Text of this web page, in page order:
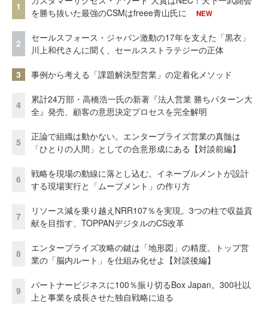
1
を勝ち抜いた最強のCSMはfreee青山氏に
NEW
2
セールスフォース・ジャパン激動の17年を支えた「黒衣」
川上和代さんに聞く、セールスストラテジーの正体
3 事例から考える「課題解決型営業」の定着化メソッド
4
累計24万部・高橋浩一氏の新著『法人営業 勝ちパターン大
全』発売、顧客の意思決定プロセスを完全解明
5
正論で組織は動かない。エンタープライズ営業の真髄は
「ひとりの人間」としての合意形成にある【対談前編】
6
戦略を現場の動線に落とし込む。イネーブルメントが設計
する現場実行と「ムーブメント」の作り方
7
リソース減を乗り越えNRR107％を実現。3つの柱で収益貢
献を目指す、TOPPANデジタルのCS改革
8
エンタープライズ攻略の鍵は「地形図」の精度。トップ営
業の「脳内ルート」を仕組み化せよ【対談後編】
9
パートナービジネスに100％振り切るBox Japan。300社以
上と事業を成長させた独自戦略に迫る